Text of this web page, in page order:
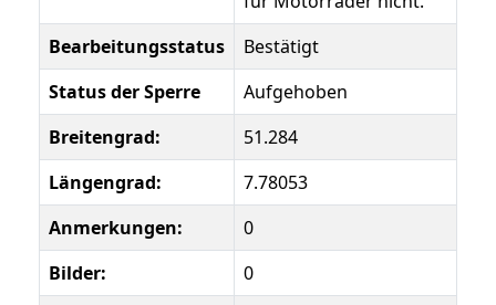
Bearbeitungsstatus
Bestätigt
Status der Sperre
Aufgehoben
Breitengrad:
51.284
Längengrad:
7.78053
Anmerkungen:
0
Bilder:
0